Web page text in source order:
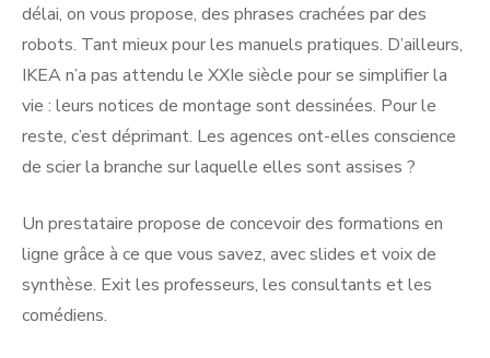
délai, on vous propose, des phrases crachées par des
robots. Tant mieux pour les manuels pratiques. D’ailleurs,
IKEA n’a pas attendu le XXIe siècle pour se simplifier la
vie : leurs notices de montage sont dessinées. Pour le
reste, c’est déprimant. Les agences ont-elles conscience
de scier la branche sur laquelle elles sont assises ?
Un prestataire propose de concevoir des formations en
ligne grâce à ce que vous savez, avec slides et voix de
synthèse. Exit les professeurs, les consultants et les
comédiens.